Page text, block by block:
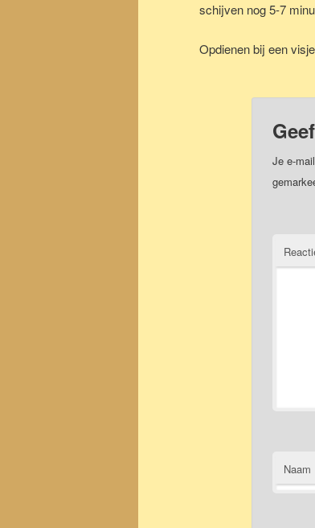
schijven nog 5-7
Opdienen bij een
Je e-
Naam